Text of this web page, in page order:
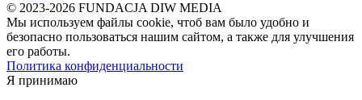
© 2023-2026 FUNDACJA DIW MEDIA
Мы используем файлы cookie, чтоб вам было удобно и
безопасно пользоваться нашим сайтом, а также для улучшения
его работы.
Политика конфиденциальности
Я принимаю